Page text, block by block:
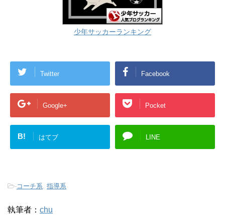
少年サッカーランキング
Twitter Facebook
Google+ Pocket
B! はてブ LINE
-コーチ系, 指導系
執筆者： chu